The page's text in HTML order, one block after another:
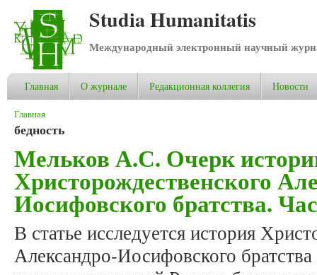
Studia Humanitatis
Международный электронный научный
Главная О журнале Редакционная коллегия Новости
Вы здесь
Главная
бедность
Мельков А.С. Очерк
Христорождественского
Иосифовского братства.
В статье исследуется история
Александро-Иосифовского